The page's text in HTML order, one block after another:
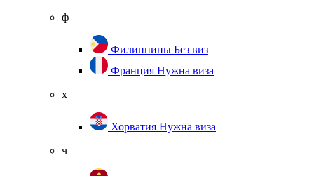
ф
Филиппины Без виз
Франция Нужна виза
х
Хорватия Нужна виза
ч